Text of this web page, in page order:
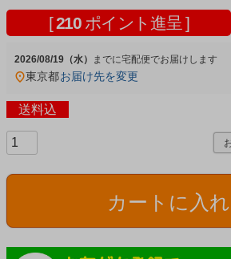
[ 210 ポイント進呈 ]
2026/08/19（水） 宅配便
東京都お届け先を変更
送料込
カートに入